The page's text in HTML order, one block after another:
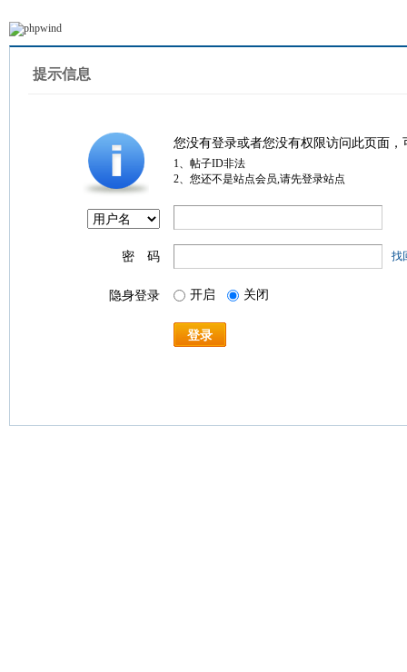
提示信息
您没有登录或者您没有权限访问此页面
1、帖子ID非法
2、您还不是站点会员,请先登录站点
密 码 找
隐身登录 开启 关闭
登录